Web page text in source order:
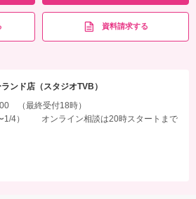
資料請求する
ンド店（スタジオTVB）
（最終受付18時）
1/4） オンライン相談は20時スタートまで